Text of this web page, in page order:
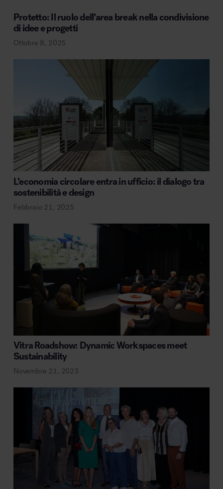
Protetto: Il ruolo dell’area break nella condivisione
di idee e progetti
Ottobre 8, 2025
L’economia circolare entra in ufficio: il dialogo tra
sostenibilità e design
Febbraio 21, 2025
Vitra Roadshow: Dynamic Workspaces meet
Sustainability
Novembre 21, 2023